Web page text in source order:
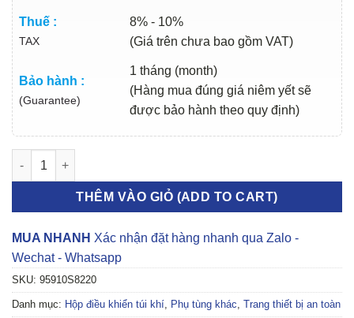
Thuế :
TAX
8% - 10%
(Giá trên chưa bao gồm VAT)
Bảo hành :
(Guarantee)
1 tháng (month)
(Hàng mua đúng giá niêm yết sẽ
được bảo hành theo quy định)
HỘP ĐIỀU KHIỂN TÚI KHÍ HYUNDAI PALASIDE 2023 |
THÊM VÀO GIỎ (ADD TO CART)
MUA NHANH Xác nhận đặt hàng nhanh qua Zalo -
Wechat - Whatsapp
SKU: 95910S8220
Danh mục: Hộp điều khiển túi khí, Phụ tùng khác, Trang thiết bị an toàn